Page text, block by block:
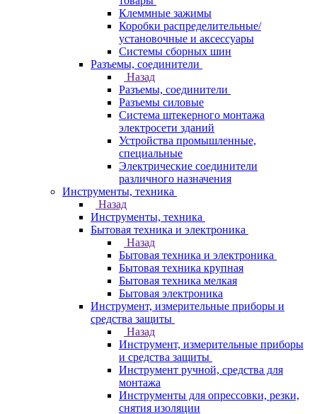
Клеммные зажимы
Коробки распределительные/
установочные и аксессуары
Системы сборных шин
Разъемы, соединители
Назад
Разъемы, соединители
Разъемы силовые
Система штекерного монтажа
электросети зданий
Устройства промышленные,
специальные
Электрические соединители
различного назначения
Инструменты, техника
Назад
Инструменты, техника
Бытовая техника и электроника
Назад
Бытовая техника и электроника
Бытовая техника крупная
Бытовая техника мелкая
Бытовая электроника
Инструмент, измерительные приборы и
средства защиты
Назад
Инструмент, измерительные приборы
и средства защиты
Инструмент ручной, средства для
монтажа
Инструменты для опрессовки, резки,
снятия изоляции